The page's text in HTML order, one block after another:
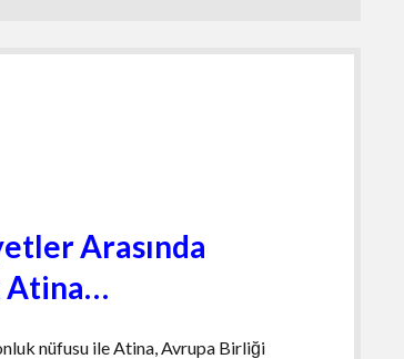
Arasında
Atina…
nüfusu ile Atina, Avrupa Birliği